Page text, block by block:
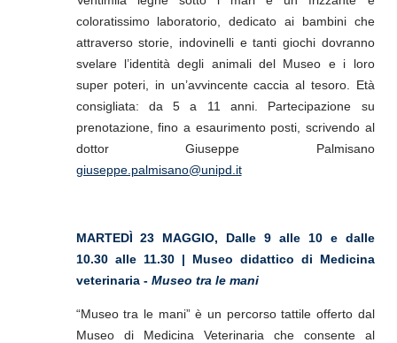
coloratissimo laboratorio, dedicato ai bambini che
attraverso storie, indovinelli e tanti giochi dovranno
svelare l’identità degli animali del Museo e i loro
super poteri, in un’avvincente caccia al tesoro. Età
consigliata: da 5 a 11 anni. Partecipazione su
prenotazione, fino a esaurimento posti, scrivendo al
dottor Giuseppe Palmisano
giuseppe.palmisano@unipd.it
MARTEDÌ 23 MAGGIO, Dalle 9 alle 10 e dalle
10.30 alle 11.30 | Museo didattico di Medicina
veterinaria - Museo tra le mani
“Museo tra le mani” è un percorso tattile offerto dal
Museo di Medicina Veterinaria che consente al